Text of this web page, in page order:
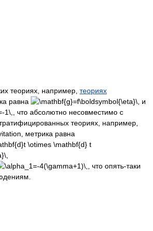
теориях, например, теориях
равна
и
, что абсолютно несовместимо с
теориях, например,
метрика равна
, что опять-таки